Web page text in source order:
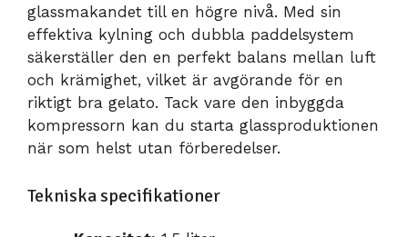
glassmakandet till en högre nivå. Med sin
effektiva kylning och dubbla paddelsystem
säkerställer den en perfekt balans mellan luft
och krämighet, vilket är avgörande för en
riktigt bra gelato. Tack vare den inbyggda
kompressorn kan du starta glassproduktionen
när som helst utan förberedelser.
Tekniska specifikationer